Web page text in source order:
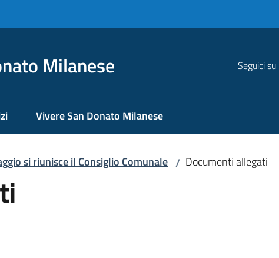
Milanese Seguici su
Vivere San Donato Milanese
si riunisce il Consiglio Comunale / Documenti allegati